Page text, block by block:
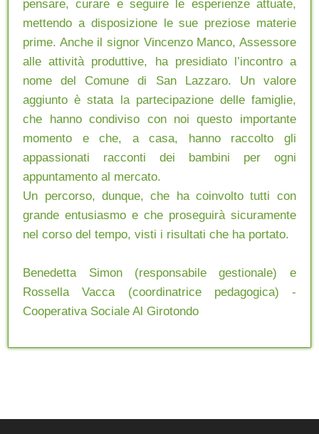
pensare, curare e seguire le esperienze attuate,
mettendo a disposizione le sue preziose materie
prime. Anche il signor Vincenzo Manco, Assessore
alle attività produttive, ha presidiato l’incontro a
nome del Comune di San Lazzaro. Un valore
aggiunto è stata la partecipazione delle famiglie,
che hanno condiviso con noi questo importante
momento e che, a casa, hanno raccolto gli
appassionati racconti dei bambini per ogni
appuntamento al mercato.
Un percorso, dunque, che ha coinvolto tutti con
grande entusiasmo e che proseguirà sicuramente
nel corso del tempo, visti i risultati che ha portato.
Benedetta Simon (responsabile gestionale) e
Rossella Vacca (coordinatrice pedagogica) -
Cooperativa Sociale Al Girotondo